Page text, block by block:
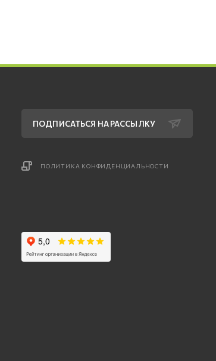
ПОДПИСАТЬСЯ НА РАССЫЛКУ
ПОЛИТИКА КОНФИДЕНЦИАЛЬНОСТИ